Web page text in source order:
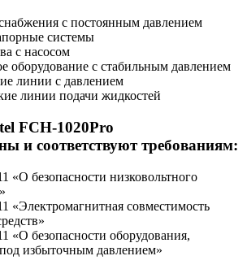
с постоянным давлением
системы
с насосом
оборудование с стабильным давлением
линии с давлением
линии подачи жидкостей
FCH-1020Pro
и соответствуют требованиям:
«О безопасности низковольтного
«Электромагнитная совместимость
«О безопасности оборудования,
избыточным давлением»